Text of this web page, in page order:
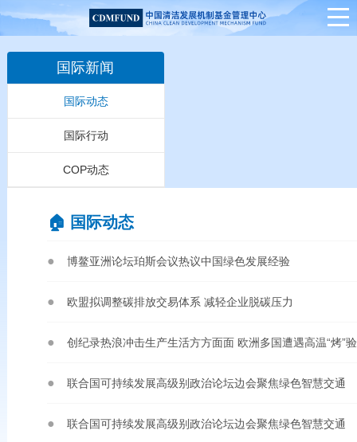
国际新闻
国际动态
国际行动
COP动态
🏠︎ 国际动态
博鳌亚洲论坛珀斯会议热议中国绿色发展经验
欧盟拟调整碳排放交易体系 减轻企业脱碳压力
创纪录热浪冲击生产生活方方面面 欧洲多国遭遇高温“烤”验
联合国可持续发展高级别政治论坛边会聚焦绿色智慧交通
联合国可持续发展高级别政治论坛边会聚焦绿色智慧交通